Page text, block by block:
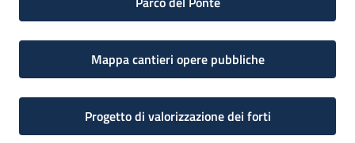
Mappa cantieri opere pubbliche
Progetto di valorizzazione dei forti